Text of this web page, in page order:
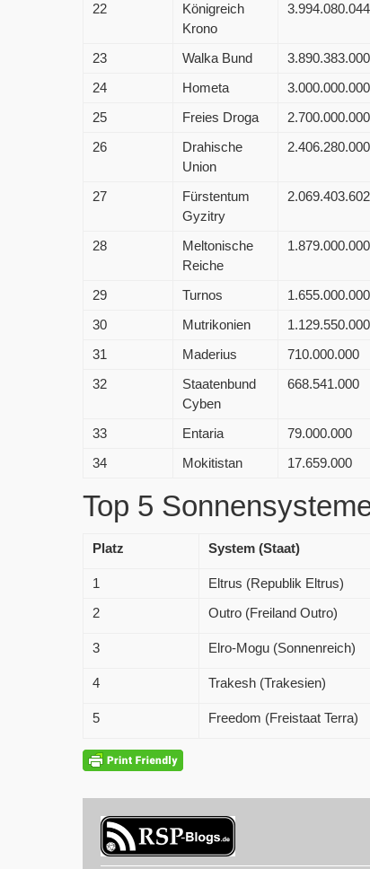
22
Königreich
Krono
3.994.080.044
23 Walka Bund
3.890.383.000
24
Hometa
3.000.000.000
25
Freies Droga
2.700.000.000
26
Drahische
Union
2.406.280.000
27
Fürstentum
Gyzitry
2.069.403.602
28
Meltonische
Reiche
1.879.000.000
29 Turnos
1.655.000.000
30
Mutrikonien
1.129.550.000
31
Maderius
710.000.000
32
Staatenbund
Cyben
668.541.000
33 Entaria
79.000.000
34
Mokitistan 17.659.000
Top 5
Platz System (Staat)
1 Eltrus (Republik Eltrus)
2
Outro (Freiland Outro)
3 Elro-Mogu (Sonnenreich)
4 Trakesh (Trakesien)
5 Freedom (Freistaat Terra)